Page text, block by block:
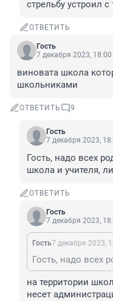
стрельбу устроил
ОТВЕТИТЬ
Гость
7 декабря 2023, 18:00
виновата школа
школьниками
ОТВЕТИТЬ 9
Гость
7 декабря 2023,
Гость, надо всех
школа и учителя,
ОТВЕТИТЬ
Гость
7 декабря 2023,
Гость7 декабря 2023,
на территории
несет